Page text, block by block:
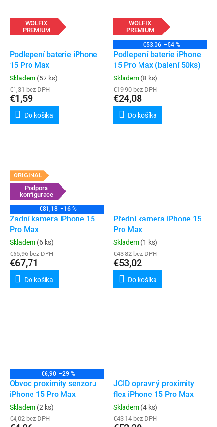
WOLFIX
PREMIUM
Podlepení baterie iPhone
15 Pro Max
Skladem (57 ks)
€1,31 bez DPH
€1,59
Do košíka
WOLFIX
PREMIUM
€53,06 –54 %
Podlepení baterie iPhone
15 Pro Max (balení 50ks)
Skladem (8 ks)
€19,90 bez DPH
€24,08
Do košíka
ORIGINAL
Podpora
konfigurace
€81,18 –16 %
Zadní kamera iPhone 15
Pro Max
Skladem (6 ks)
€55,96 bez DPH
€67,71
Do košíka
Přední kamera iPhone 15
Pro Max
Skladem (1 ks)
€43,82 bez DPH
€53,02
Do košíka
€6,90 –29 %
Obvod proximity senzoru
iPhone 15 Pro Max
Skladem (2 ks)
€4,02 bez DPH
JCID opravný proximity
flex iPhone 15 Pro Max
Skladem (4 ks)
€43,14 bez DPH